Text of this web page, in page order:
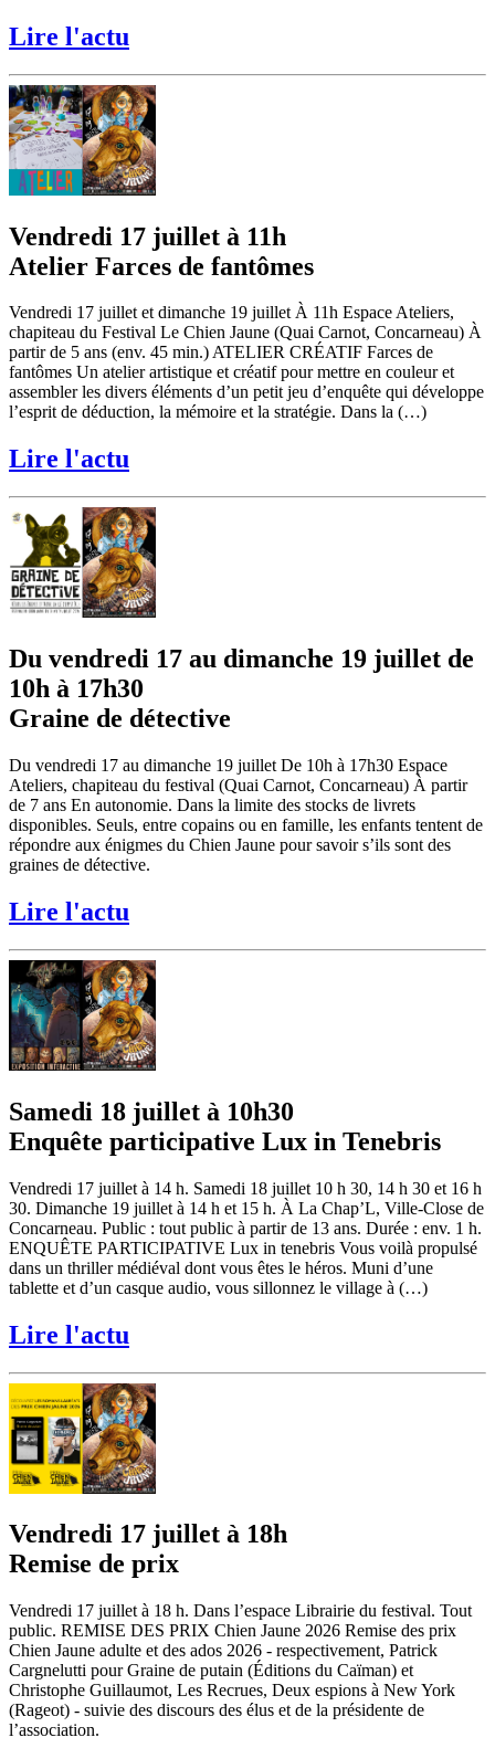
Lire l'actu
Vendredi 17 juillet à 11h
Atelier Farces de fantômes
Vendredi 17 juillet et dimanche 19 juillet À 11h Espace Ateliers,
chapiteau du Festival Le Chien Jaune (Quai Carnot, Concarneau) À
partir de 5 ans (env. 45 min.) ATELIER CRÉATIF Farces de
fantômes Un atelier artistique et créatif pour mettre en couleur et
assembler les divers éléments d’un petit jeu d’enquête qui développe
l’esprit de déduction, la mémoire et la stratégie. Dans la (…)
Lire l'actu
Du vendredi 17 au dimanche 19 juillet de
10h à 17h30
Graine de détective
Du vendredi 17 au dimanche 19 juillet De 10h à 17h30 Espace
Ateliers, chapiteau du festival (Quai Carnot, Concarneau) À partir
de 7 ans En autonomie. Dans la limite des stocks de livrets
disponibles. Seuls, entre copains ou en famille, les enfants tentent de
répondre aux énigmes du Chien Jaune pour savoir s’ils sont des
graines de détective.
Lire l'actu
Samedi 18 juillet à 10h30
Enquête participative Lux in Tenebris
Vendredi 17 juillet à 14 h. Samedi 18 juillet 10 h 30, 14 h 30 et 16 h
30. Dimanche 19 juillet à 14 h et 15 h. À La Chap’L, Ville-Close de
Concarneau. Public : tout public à partir de 13 ans. Durée : env. 1 h.
ENQUÊTE PARTICIPATIVE Lux in tenebris Vous voilà propulsé
dans un thriller médiéval dont vous êtes le héros. Muni d’une
tablette et d’un casque audio, vous sillonnez le village à (…)
Lire l'actu
Vendredi 17 juillet à 18h
Remise de prix
Vendredi 17 juillet à 18 h. Dans l’espace Librairie du festival. Tout
public. REMISE DES PRIX Chien Jaune 2026 Remise des prix
Chien Jaune adulte et des ados 2026 - respectivement, Patrick
Cargnelutti pour Graine de putain (Éditions du Caïman) et
Christophe Guillaumot, Les Recrues, Deux espions à New York
(Rageot) - suivie des discours des élus et de la présidente de
l’association.